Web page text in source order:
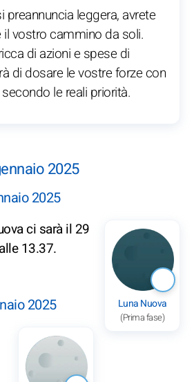
preannuncia leggera, avrete
il vostro cammino da soli.
di azioni e spese di
di dosare le vostre forze con
le reali priorità.
2025
2025
Luna Nuova
(Prima fase)
ci sarà il 29
13.37.
2025